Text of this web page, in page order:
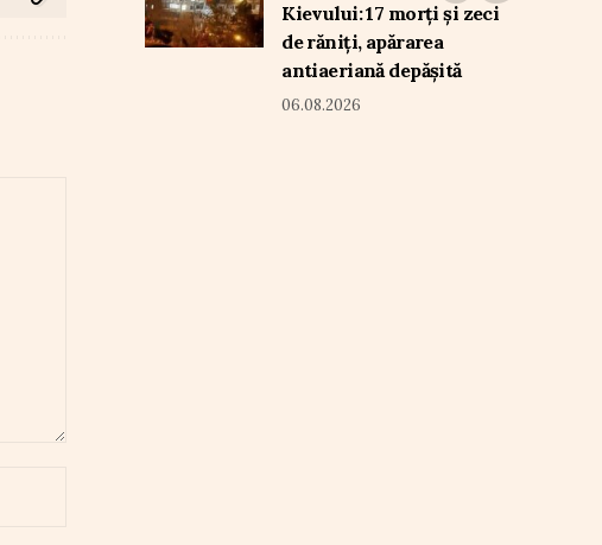
Kievului: 17 morți și zeci
de răniți, apărarea
antiaeriană depășită
06.08.2026